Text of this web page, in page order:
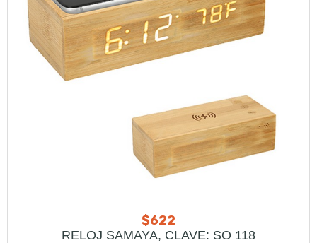
$622
RELOJ SAMAYA, CLAVE: SO 118